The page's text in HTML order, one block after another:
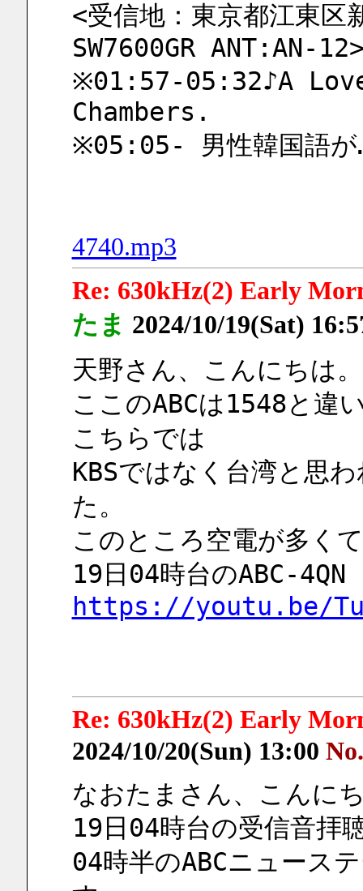
<受信地：東京都江東
SW7600GR ANT:AN-
※01:57-05:32♪A
Chambers.
※05:05- 男性韓国語が
4740.mp3
Re: 630kHz(2) Early
たま 2024/10/19(Sat)
天野さん、こんにちは。
ここのABCは1548と違
こちらでは
KBSではなく台湾と思
た。
このところ空電が多く
19日04時台のABC-4QN
https://youtu.be/
Re: 630kHz(2) Early
2024/10/20(Sun) 13:00
なおたまさん、こんに
19日04時台の受信音拝
04時半のABCニュース